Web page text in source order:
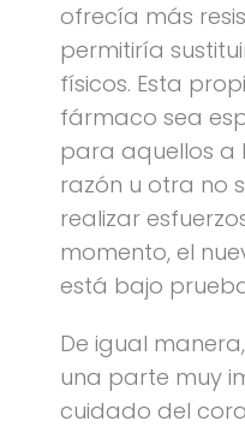
ofrecía más
permitiría
físicos. Esta
fármaco sea
para aquellos a
razón u otra no
realizar
momento, el
está bajo
De igual
una parte muy
cuidado del